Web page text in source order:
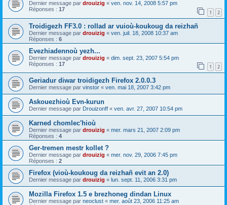
Dernier message par drouizig « ven. nov. 14, 2008 5:57 pm
Réponses : 17 1 2
Troidigezh FF3.0 : rollad ar vuioù-koukoug da reizhañ
Dernier message par drouizig « ven. juil. 18, 2008 10:37 am
Réponses : 6
Evezhiadennoù yezh...
Dernier message par drouizig « dim. sept. 23, 2007 5:54 pm
Réponses : 17 1 2
Geriadur diwar troidigezh Firefox 2.0.0.3
Dernier message par vinstor « ven. mai 18, 2007 3:42 pm
Askouezhioù Evn-kurun
Dernier message par Drouizonff « ven. avr. 27, 2007 10:54 pm
Karned chomlec'hioù
Dernier message par drouizig « mer. mars 21, 2007 2:09 pm
Réponses : 4
Ger-tremen mestr kollet ?
Dernier message par drouizig « mer. nov. 29, 2006 7:45 pm
Réponses : 2
Firefox (vioù-koukoug da reizhañ evit an 2.0)
Dernier message par drouizig « lun. sept. 11, 2006 3:31 pm
Mozilla Firefox 1.5 e brezhoneg dindan Linux
Dernier message par neoclust « mer. août 23, 2006 11:25 am